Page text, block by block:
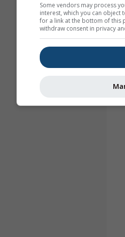
Some vendors may process
interest, which you can object
for a link at the bottom of this
withdraw consent in privacy